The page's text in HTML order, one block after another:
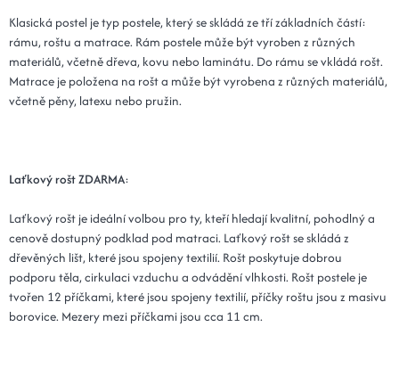
Klasická postel je typ postele, který se skládá ze tří základních částí:
rámu, roštu a matrace. Rám postele může být vyroben z různých
materiálů, včetně dřeva, kovu nebo laminátu. Do rámu se vkládá rošt.
Matrace je položena na rošt a může být vyrobena z různých materiálů,
včetně pěny, latexu nebo pružin.
Laťkový rošt ZDARMA:
Laťkový rošt je ideální volbou pro ty, kteří hledají kvalitní, pohodlný a
cenově dostupný podklad pod matraci. Laťkový rošt se skládá z
dřevěných lišt, které jsou spojeny textilií. Rošt poskytuje dobrou
podporu těla, cirkulaci vzduchu a odvádění vlhkosti. Rošt postele je
tvořen 12 příčkami, které jsou spojeny textilií, příčky roštu jsou z masivu
borovice. Mezery mezi příčkami jsou cca 11 cm.